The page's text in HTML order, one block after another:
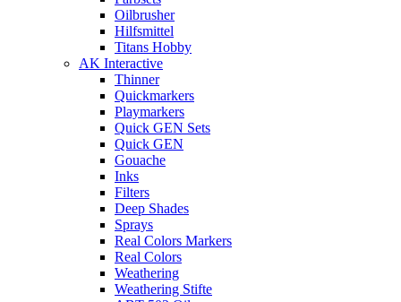
Oilbrusher
Hilfsmittel
Titans Hobby
AK Interactive
Thinner
Quickmarkers
Playmarkers
Quick GEN Sets
Quick GEN
Gouache
Inks
Filters
Deep Shades
Sprays
Real Colors Markers
Real Colors
Weathering
Weathering Stifte